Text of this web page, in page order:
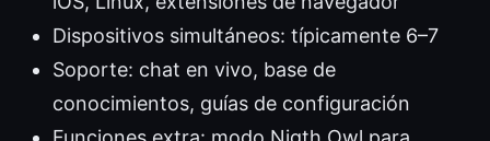
Dispositivos simultáneos: típicamente 6–7
Soporte: chat en vivo, base de
conocimientos, guías de configuración